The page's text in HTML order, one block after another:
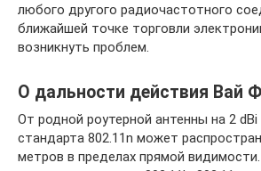
любого другого радиочастотного
ближайшей точке торговли
возникнуть проблем.
О дальности действия Вай
От родной роутерной антенны на 2 dBi
стандарта 802.11n может
метров в пределах прямой